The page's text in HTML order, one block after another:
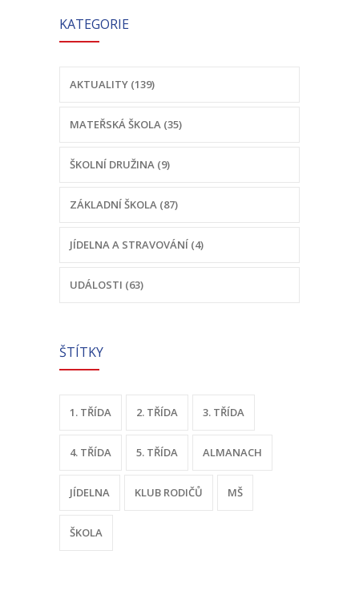
-- Úřední deska a dokumenty
-- Školská rada ZŠ Chvalčov
-- Školní poradenské pracoviště ZŠ a MŠ
-- Volná místa
---- Tělocvična
---- Multifunkční hřiště
KATEGORIE
AKTUALITY (139)
MATEŘSKÁ ŠKOLA (35)
ŠKOLNÍ DRUŽINA (9)
ZÁKLADNÍ ŠKOLA (87)
JÍDELNA A STRAVOVÁNÍ (4)
UDÁLOSTI (63)
ŠTÍTKY
1. TŘÍDA 2. TŘÍDA 3. TŘÍDA
4. TŘÍDA 5. TŘÍDA ALMANACH
JÍDELNA KLUB RODIČŮ MŠ
ŠKOLA